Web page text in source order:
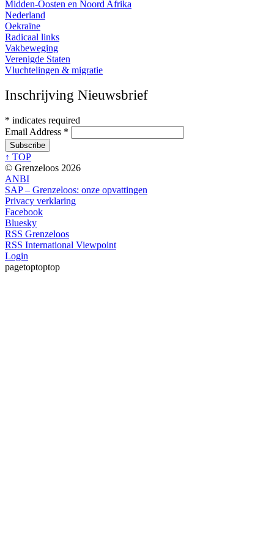
Midden-Oosten en Noord Afrika
Nederland
Oekraïne
Radicaal links
Vakbeweging
Verenigde Staten
Vluchtelingen & migratie
Inschrijving Nieuwsbrief
* indicates required
Email Address *
↑ TOP
© Grenzeloos 2026
ANBI
SAP – Grenzeloos: onze opvattingen
Privacy verklaring
Facebook
Bluesky
RSS Grenzeloos
RSS International Viewpoint
Login
pagetoptoptop